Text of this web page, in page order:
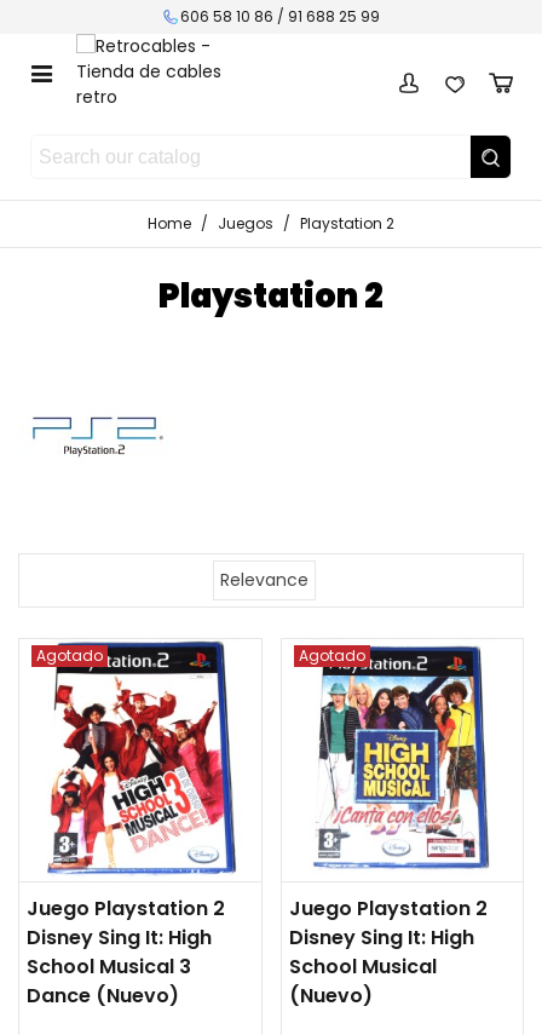
606 58 10 86 / 91 688 25 99
Home / Juegos / Playstation 2
Playstation 2
Relevance
Agotado
Juego Playstation 2
Disney Sing It: High
School Musical 3
Dance (nuevo)
Agotado
Juego Playstation 2
Disney Sing It: High
School Musical
(nuevo)